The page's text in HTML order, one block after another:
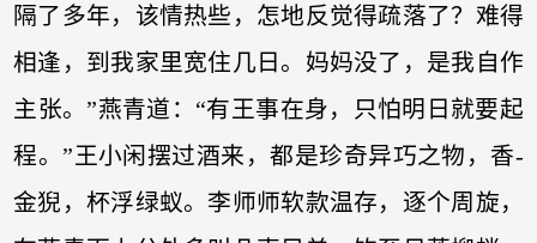
隔了多年，该情热些，怎地反觉得疏落了？难得
相逢，到我家里宽住几日。妈妈没了，是我自作
主张。”燕青道：“有王事在身，只怕明日就要起
程。”王小闲摆过酒来，都是珍奇异巧之物，香-
金猊，杯浮绿蚁。李师师软款温存，逐个周旋，